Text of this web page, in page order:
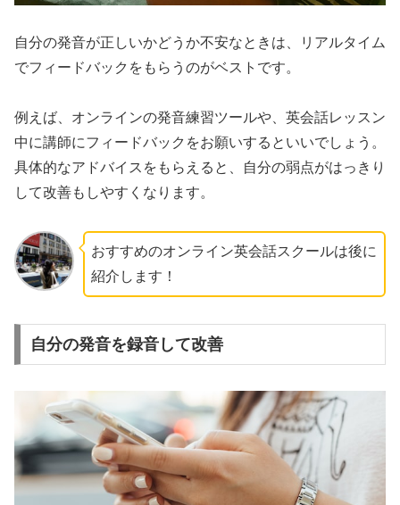
自分の発音が正しいかどうか不安なときは、リアルタイム
でフィードバックをもらうのがベストです。
例えば、オンラインの発音練習ツールや、英会話レッスン
中に講師にフィードバックをお願いするといいでしょう。
具体的なアドバイスをもらえると、自分の弱点がはっきり
して改善もしやすくなります。
おすすめのオンライン英会話スクールは後に
紹介します！
自分の発音を録音して改善